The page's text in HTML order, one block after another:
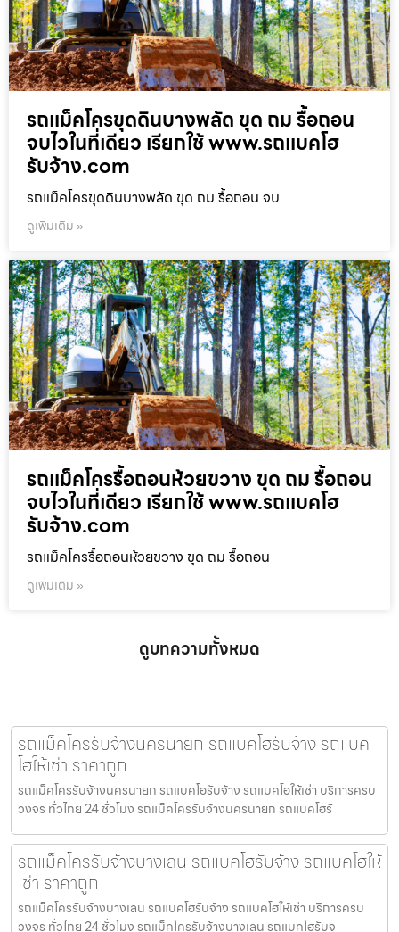
รถแม็คโครขุดดินบางพลัด ขุด ถม รื้อถอน
จบไวในที่เดียว เรียกใช้ www.รถแบคโฮ
รับจ้าง.com
รถแม็คโครขุดดินบางพลัด ขุด ถม รื้อถอน จบ
ดูเพิ่มเติม »
รถแม็คโครรื้อถอนห้วยขวาง ขุด ถม รื้อถอน
จบไวในที่เดียว เรียกใช้ www.รถแบคโฮ
รับจ้าง.com
รถแม็คโครรื้อถอนห้วยขวาง ขุด ถม รื้อถอน
ดูเพิ่มเติม »
ดูบทความทั้งหมด
รถแม็คโครรับจ้างนครนายก รถแบคโฮรับจ้าง รถแบค
โฮให้เช่า ราคาถูก
รถแม็คโครรับจ้างนครนายก รถแบคโฮรับจ้าง รถแบคโฮให้เช่า บริการครบ
วงจร ทั่วไทย 24 ชั่วโมง รถแม็คโครรับจ้างนครนายก รถแบคโฮรั
รถแม็คโครรับจ้างบางเลน รถแบคโฮรับจ้าง รถแบคโฮให้
เช่า ราคาถูก
รถแม็คโครรับจ้างบางเลน รถแบคโฮรับจ้าง รถแบคโฮให้เช่า บริการครบ
วงจร ทั่วไทย 24 ชั่วโมง รถแม็คโครรับจ้างบางเลน รถแบคโฮรับจ